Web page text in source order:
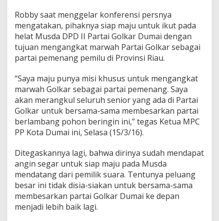
s
i
G
o
k
r
D
u
m
a
i
Robby saat menggelar konferensi persnya
mengatakan, pihaknya siap maju untuk ikut pada
helat Musda DPD II Partai Golkar Dumai dengan
tujuan mengangkat marwah Partai Golkar sebagai
partai pemenang pemilu di Provinsi Riau.
“Saya maju punya misi khusus untuk mengangkat
marwah Golkar sebagai partai pemenang. Saya
akan merangkul seluruh senior yang ada di Partai
Golkar untuk bersama-sama membesarkan partai
berlambang pohon beringin ini,” tegas Ketua MPC
PP Kota Dumai ini, Selasa (15/3/16).
Ditegaskannya lagi, bahwa dirinya sudah mendapat
angin segar untuk siap maju pada Musda
mendatang dari pemilik suara. Tentunya peluang
besar ini tidak disia-siakan untuk bersama-sama
membesarkan partai Golkar Dumai ke depan
menjadi lebih baik lagi.